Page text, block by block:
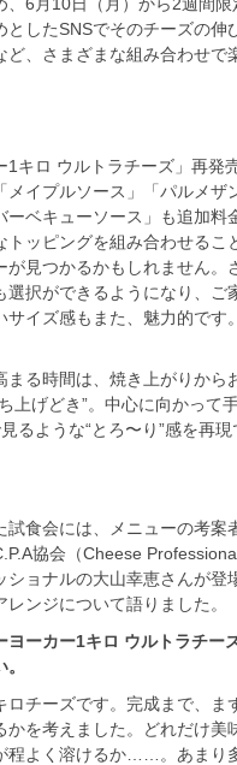
としたSNSでそのチーズの伸
ど、さまざまな組み合わせで
1キロ ウルトラチーズ」再発
メイプルソース」「パルメザ
ーベキューソース」も追加料
トッピングを組み合わせるこ
が見つかるかもしれません。
選択ができるようになり、ご
サイズ感もまた、魅力的です。
まる時間は、焼き上がりから
上げどき”。中心に向かって
るような“とろ〜り”感を再現
試食会には、メニューの考案
協会（Cheese
ショナルの大山幸恵さんが登
レンジについて語りました。
ーカー1キロ ウルトラチー
ロチーズです。完成まで、ま
かを考えました。どれだけ美
程よく溶けるか……。あまり